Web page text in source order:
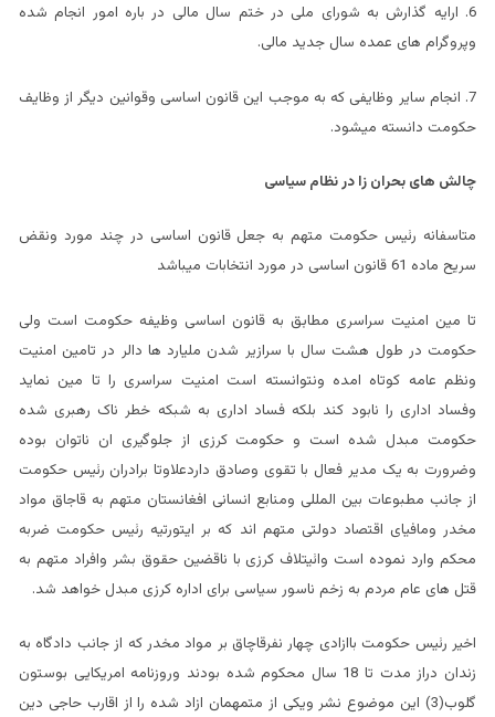
6. ارایه گذارش به شورای ملی در ختم سال مالی در باره امور انجام شده
وپروگرام های عمده سال جدید مالی.
7. انجام سایر وظایفی که به موجب این قانون اساسی وقوانین دیگر از وظایف
حکومت دانسته میشود.
چالش های بحران زا در نظام سیاسی
متاسفانه رئیس حکومت متهم به جعل قانون اساسی در چند مورد ونقض
سریح ماده 61 قانون اساسی در مورد انتخابات میباشد
تا مین امنیت سراسری مطابق به قانون اساسی وظیفه حکومت است ولی
حکومت در طول هشت سال با سرازیر شدن ملیارد ها دالر در تامین امنیت
ونظم عامه کوتاه امده ونتوانسته است امنیت سراسری را تا مین نماید
وفساد اداری را نابود کند بلکه فساد اداری به شبکه خطر ناک رهبری شده
حکومت مبدل شده است و حکومت کرزی از جلوگیری ان ناتوان بوده
وضرورت به یک مدیر فعال با تقوی وصادق داردعلاوتا برادران رئیس حکومت
از جانب مطبوعات بین المللی ومنابع انسانی افغانستان متهم به قاجاق مواد
مخدر ومافیای اقتصاد دولتی متهم اند که بر ایتورتیه رئیس حکومت ضربه
محکم وارد نموده است وائیتلاف کرزی با ناقضین حقوق بشر وافراد متهم به
قتل های عام مردم به زخم ناسور سیاسی برای اداره کرزی مبدل خواهد شد.
اخیر رئیس حکومت باازادی چهار نفرقاچاق بر مواد مخدر که از جانب دادگاه به
زندان دراز مدت تا 18 سال محکوم شده بودند وروزنامه امریکایی بوستون
گلوب(3) این موضوع نشر ویکی از متمهمان ازاد شده را از اقارب حاجی دین